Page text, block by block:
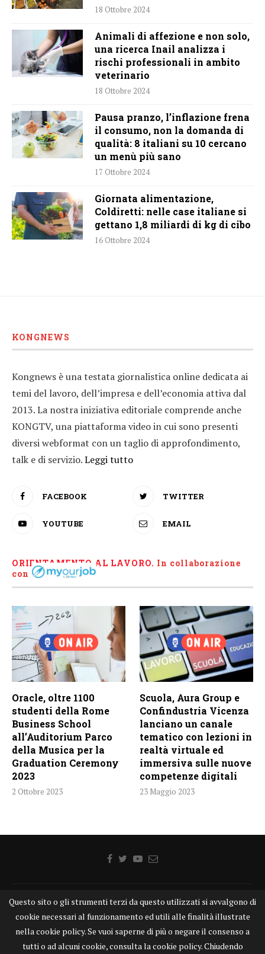
18 Ottobre 2024
Animali di affezione e non solo,
una ricerca Inail analizza i
rischi professionali in ambito
veterinario
18 Ottobre 2024
Pausa pranzo, l’inflazione frena
il consumo, non la domanda di
qualità: 8 italiani su 10 cercano
un menù più sano
17 Ottobre 2024
Giornata alimentazione,
Coldiretti: nelle case italiane si
gettano 1,8 miliardi di kg di cibo
16 Ottobre 2024
KONGNEWS
Kongnews è una testata giornalistica online dedicata ai
temi del lavoro, dell’impresa e dell’economia attiva dal
2013. La nostra iniziativa editoriale comprende anche
KONGTV, una piattaforma video in cui sono presenti
diversi webformat con un taglio di approfondimento,
talk e di servizio.Leggi tutto
FACEBOOK TWITTER
YOUTUBE EMAIL
ORIENTAMENTO AL LAVORO. In collaborazione
con
Oracle, oltre 1100
studenti della Rome
Business School
all’Auditorium Parco
della Musica per la
Graduation Ceremony
2023
2 Ottobre 2023
Scuola, Aura Group e
Confindustria Vicenza
lanciano un canale
tematico con lezioni in
realtà virtuale ed
immersiva sulle nuove
competenze digitali
23 Maggio 2023
Home Chi siamo Disclaimer Cookie Contatti
Privacy Policy KONGTV
KONGnews ©KONG Comunicazione s.r.l. - P.IVA: 15049871005
Questo sito o gli strumenti terzi da questo utilizzati si avvalgono di
cookie necessari al funzionamento ed utili alle finalità illustrate
nella cookie policy. Se vuoi saperne di più o negare il consenso a
tutti o ad alcuni cookie, consulta la cookie policy. Chiudendo